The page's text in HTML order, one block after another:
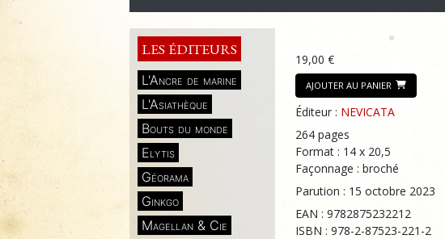
LES ÉDITEURS
L'Ancre de marine
L'Asiathèque
Bouts du monde
Elytis
Géorama
Ginkgo
Magellan & Cie
19,00 €
AJOUTER AU PANIER
Éditeur : NEVICATA
264 pages
Format : 14 x 20,5
Façonnage : broché
Parution : 15 octobre 2023
EAN : 9782875232212
ISBN : 978-2-87523-221-2